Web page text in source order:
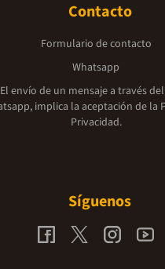
Contacto
Formulario de contacto
Whatsapp
envío de un mensaje a través
implica la aceptación de la
Privacidad.
Síguenos